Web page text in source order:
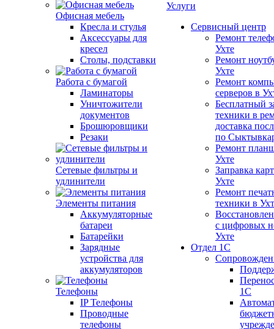
Офисная мебель
Кресла и стулья
Аксессуары для
кресел
Столы, подставки
Работа с бумагой
Ламинаторы
Уничтожители
документов
Брошюровщики
Резаки
Сетевые фильтры и
удлинители
Элементы питания
Аккумуляторные
батареи
Батарейки
Зарядные
устройства для
аккумуляторов
Телефоны
IP Телефоны
Проводные
телефоны
Услуги
Сервисный центр
Ремонт
Ухте
Ремонт
Ухте
Ремонт
серверов в
Бесплатный
техники в
доставка
по
Ремонт
Ухте
Заправка
Ухте
Ремонт
техники в
с цифровых
Ухте
Отдел 1С
1С